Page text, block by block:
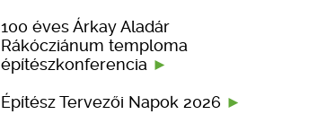
100 éves Árkay Aladár
Rákócziánum temploma
építészkonferencia
Építész Tervezői Napok 2026